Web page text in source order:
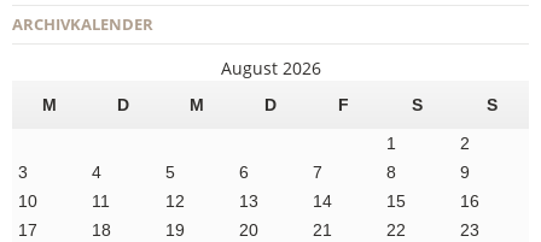
ARCHIVKALENDER
August 2026
M D M D F S
S
1
2
3
4 5 6 7 8
9
10
11 12 13 14 15
16
17
18 19 20 21 22
23